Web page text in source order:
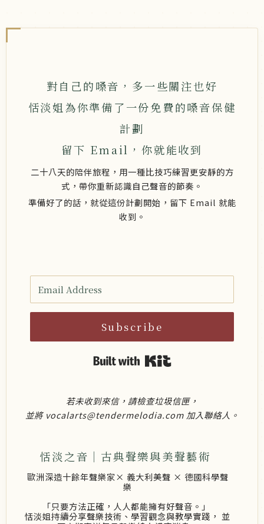
對自己的嗓音，多一些關注也好
恬淡姐為你準備了一份免費的嗓音保健
計劃
留下 Email，你就能收到
二十八天的陪伴旅程，用一種比技巧練習更安靜的方
式，帶你重新認識自己聲音的節奏。
準備好了的話，就從這份計劃開始，留下 Email 就能
收到。
Subscribe
若未收到來信，請檢查垃圾信匣，
並將 vocalarts@tendermelodia.com 加入聯絡人。
恬淡之音｜古典聲樂與美聲藝術
歐洲深造十餘年聲樂家× 義大利美聲 × 德國科學聲
樂
「只要方法正確，人人都能擁有好聲音。」
恬淡姐持續分享聲樂技術、學習觀念與教學實踐， 並